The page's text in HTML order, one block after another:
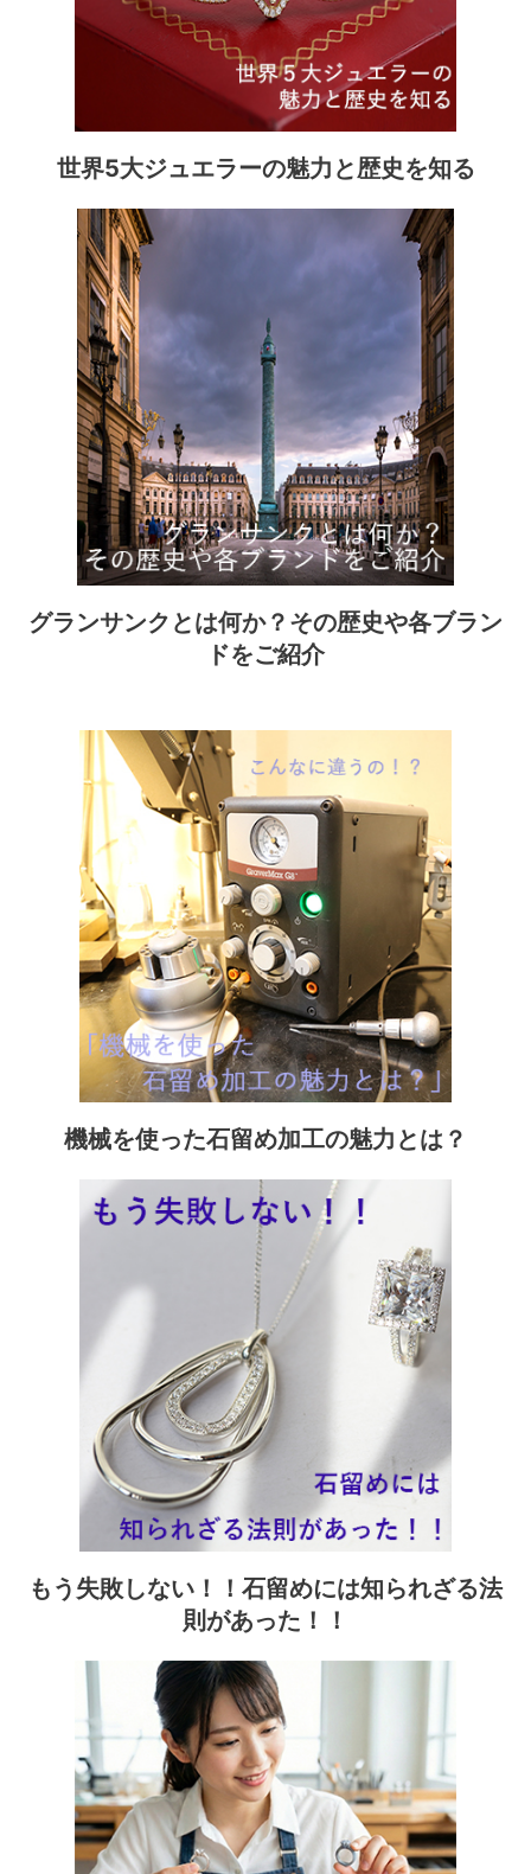
世界5大ジュエラーの魅力と歴史を知る
グランサンクとは何か？その歴史や各ブラン
ドをご紹介
機械を使った石留め加工の魅力とは？
もう失敗しない！！石留めには知られざる法
則があった！！